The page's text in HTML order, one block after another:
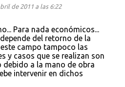
de 2011 a las 6:22
Para nada económicos...
del retorno de la
este campo tampoco las
y casos que se realizan son
debido a la mano de obra
intervenir en dichos